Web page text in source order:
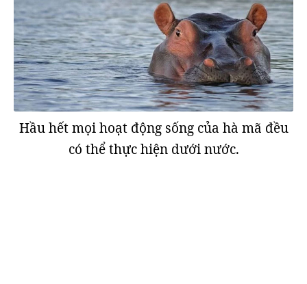
Hầu hết mọi hoạt động sống của hà mã đều
có thể thực hiện dưới nước.